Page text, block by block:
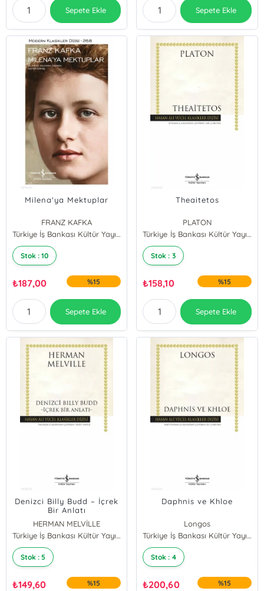
Sepete Ekle Sepete Ekle
Milena'ya Mektuplar
FRANZ KAFKA
Türkiye İş Bankası Kültür Yayınları
Stok : 10
₺187,00 %15
Sepete Ekle
Theaitetos
PLATON
Türkiye İş Bankası Kültür Yayınları
Stok : 3
₺158,10 %15
Sepete Ekle
Denizci Billy Budd – İçrek
Bir Anlatı
HERMAN MELVİLLE
Türkiye İş Bankası Kültür Yayınları
Stok : 5
₺149,60 %15
Daphnis ve Khloe
Longos
Türkiye İş Bankası Kültür Yayınları
Stok : 4
₺200,60 %15